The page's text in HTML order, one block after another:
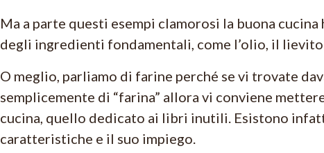
Ma a parte questi esempi clamorosi la buona
degli ingredienti fondamentali, come l’olio, il
O meglio, parliamo di farine perché se vi trovate
semplicemente di “farina” allora vi conviene
cucina, quello dedicato ai libri inutili. Esistono
caratteristiche e il suo impiego.